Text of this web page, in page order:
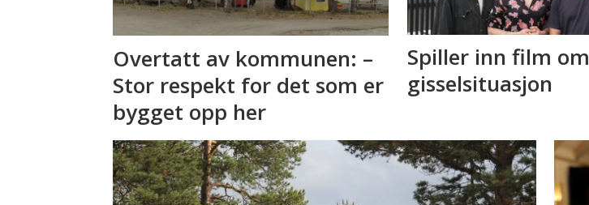
Overtatt av kommunen: –
Stor respekt for det som er
bygget opp her
Spiller inn film om
gisselsituasjon